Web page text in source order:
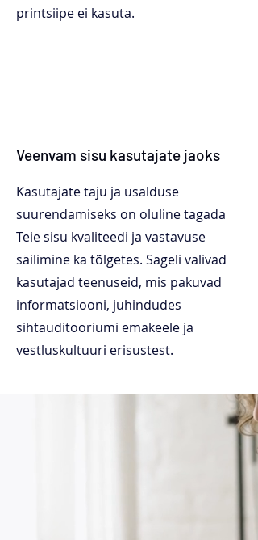
printsiipe ei kasuta.
Veenvam sisu kasutajate jaoks
Kasutajate taju ja usalduse
suurendamiseks on oluline tagada
Teie sisu kvaliteedi ja vastavuse
säilimine ka tõlgetes. Sageli valivad
kasutajad teenuseid, mis pakuvad
informatsiooni, juhindudes
sihtauditooriumi emakeele ja
vestluskultuuri erisustest.